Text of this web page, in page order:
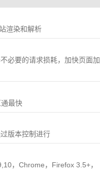
渲染和解析
必要的请求损耗，加快页面加
最快
版本控制进行
，Chrome，Firefox 3.5+，